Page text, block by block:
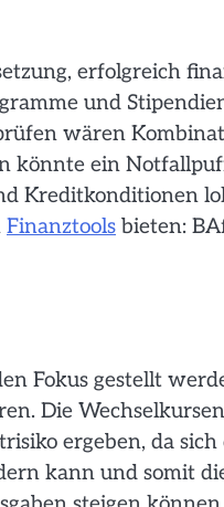
erfolgreich
und
wären
könnte ein
Kreditkonditionen
Finanztools bieten:
Fokus gestellt
Die
ergeben, da
kann und somit